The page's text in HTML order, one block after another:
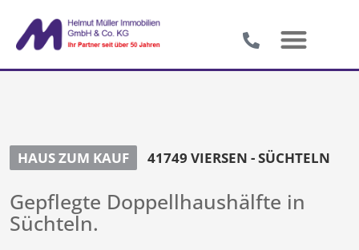
HAUS ZUM KAUF 41749 VIERSEN - SÜCHTELN
Gepflegte Doppellhaushälfte in
Süchteln.